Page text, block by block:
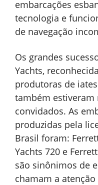
embarcações
tecnologia e
de navegação
Os grandes
Yachts,
produtoras de
também estiveram
convidados. As
produzidas pela
Brasil foram:
Yachts 720 e
são sinônimos de
chamam a